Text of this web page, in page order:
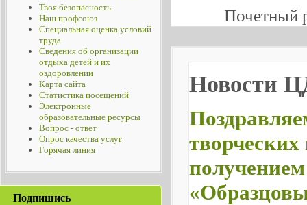
Твоя безопасность
Наш профсоюз
Специальная оценка условий
труда
Сведения об организации
отдыха детей и их
оздоровлении
Карта сайта
Статистика посещений
Электронные
образовательные ресурсы
Вопрос - ответ
Опрос качества услуг
Горячая линия
Подпишись
Почетный
Новости